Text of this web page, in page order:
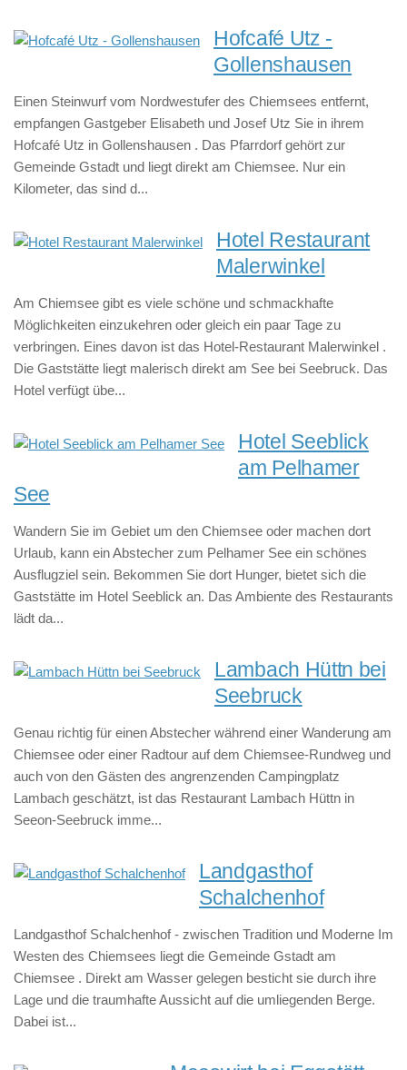
Hofcafé Utz -
Gollenshausen
Einen Steinwurf vom Nordwestufer des Chiemsees entfernt,
empfangen Gastgeber Elisabeth und Josef Utz Sie in ihrem
Hofcafé Utz in Gollenshausen . Das Pfarrdorf gehört zur
Gemeinde Gstadt und liegt direkt am Chiemsee. Nur ein
Kilometer, das sind d...
Hotel Restaurant
Malerwinkel
Am Chiemsee gibt es viele schöne und schmackhafte
Möglichkeiten einzukehren oder gleich ein paar Tage zu
verbringen. Eines davon ist das Hotel-Restaurant Malerwinkel .
Die Gaststätte liegt malerisch direkt am See bei Seebruck. Das
Hotel verfügt übe...
Hotel Seeblick
am Pelhamer
See
Wandern Sie im Gebiet um den Chiemsee oder machen dort
Urlaub, kann ein Abstecher zum Pelhamer See ein schönes
Ausflugziel sein. Bekommen Sie dort Hunger, bietet sich die
Gaststätte im Hotel Seeblick an. Das Ambiente des Restaurants
lädt da...
Lambach Hüttn bei
Seebruck
Genau richtig für einen Abstecher während einer Wanderung am
Chiemsee oder einer Radtour auf dem Chiemsee-Rundweg und
auch von den Gästen des angrenzenden Campingplatz
Lambach geschätzt, ist das Restaurant Lambach Hüttn in
Seeon-Seebruck imme...
Landgasthof
Schalchenhof
Landgasthof Schalchenhof - zwischen Tradition und Moderne Im
Westen des Chiemsees liegt die Gemeinde Gstadt am
Chiemsee . Direkt am Wasser gelegen besticht sie durch ihre
Lage und die traumhafte Aussicht auf die umliegenden Berge.
Dabei ist...